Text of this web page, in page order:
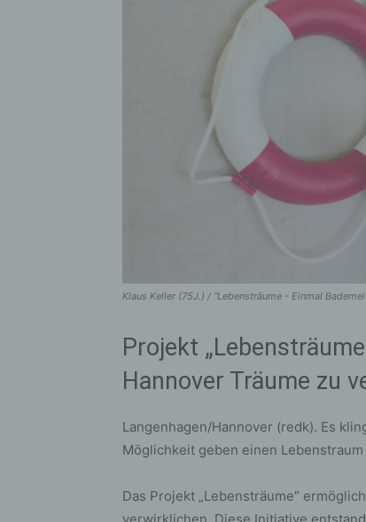
Klaus Keller (75J.) / "Lebensträume - Einmal
Projekt
Hannover Träume zu
Langenhagen/Hannover (redk). Es
Möglichkeit geben einen
Das Projekt „Lebensträume“